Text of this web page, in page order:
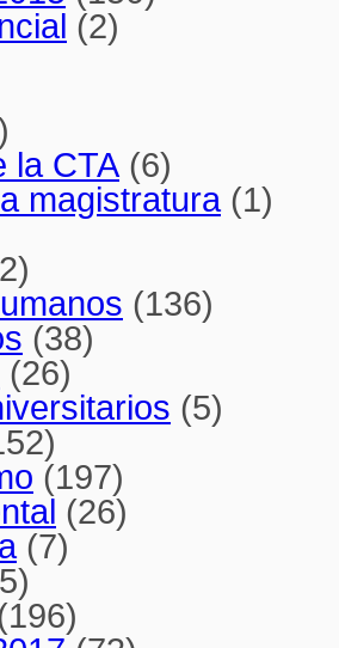
(2)
la CTA (6)
magistratura(1)
(136)
(38)
(26)
(5)
(197)
(26)
(7)